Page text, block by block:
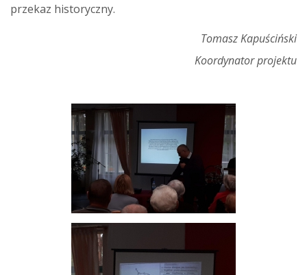
przekaz historyczny.
Tomasz Kapuściński
Koordynator projektu